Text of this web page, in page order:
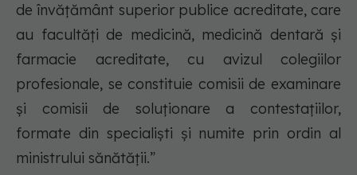
de învățământ superior publice acreditate, care
au facultăți de medicină, medicină dentară și
farmacie acreditate, cu avizul colegiilor
profesionale, se constituie comisii de examinare
și comisii de soluționare a contestațiilor,
formate din specialiști și numite prin ordin al
ministrului sănătății.”